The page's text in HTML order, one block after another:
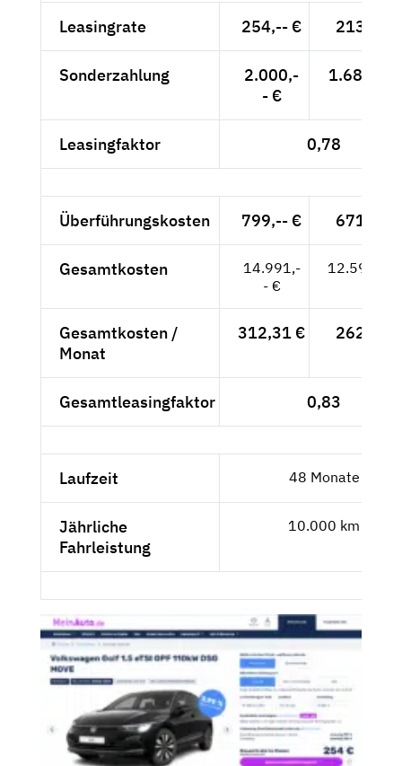
Leasingrate 254,-- € 213,45 €
Sonderzahlung
2.000,-
- €
1.680,67
Leasingfaktor 0,78
Überführungskosten 799,-- € 671,43 €
Gesamtkosten
14.991,-
- €
12.597,48
Gesamtkosten /
Monat
312,31 € 262,45 €
Gesamtleasingfaktor 0,83
Laufzeit 48 Monate
Jährliche
Fahrleistung
10.000 km